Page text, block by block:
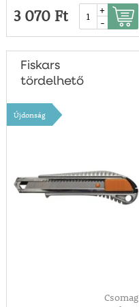
3 070 Ft
+
-
Fiskars
tördelhető
Újdonság
Csomag